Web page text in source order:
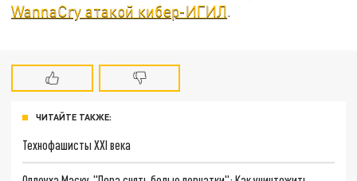
WannaСry атакой кибер-ИГИЛ
ЧИТАЙТЕ ТАКЖЕ:
Технофашисты XXI века